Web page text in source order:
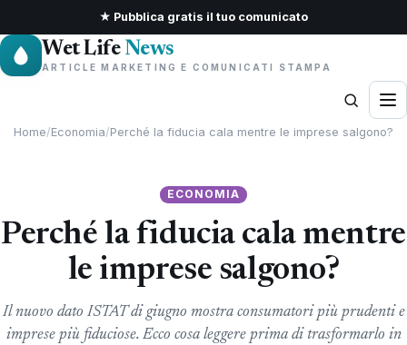
★ Pubblica gratis il tuo comunicato
Wet Life News
ARTICLE MARKETING E COMUNICATI STAMPA
Home/Economia/Perché la fiducia cala mentre le imprese salgono?
ECONOMIA
Perché la fiducia cala mentre
le imprese salgono?
Il nuovo dato ISTAT di giugno mostra consumatori più prudenti e
imprese più fiduciose. Ecco cosa leggere prima di trasformarlo in